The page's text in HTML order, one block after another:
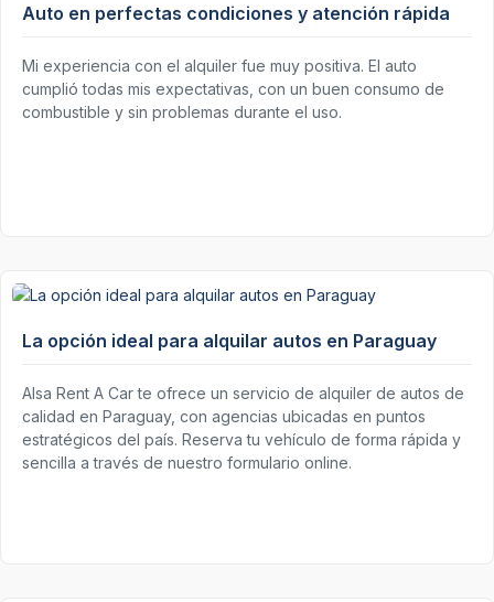
Auto en perfectas condiciones y atención rápida
Mi experiencia con el alquiler fue muy positiva. El auto
cumplió todas mis expectativas, con un buen consumo de
combustible y sin problemas durante el uso.
La opción ideal para alquilar autos en Paraguay
Alsa Rent A Car te ofrece un servicio de alquiler de autos de
calidad en Paraguay, con agencias ubicadas en puntos
estratégicos del país. Reserva tu vehículo de forma rápida y
sencilla a través de nuestro formulario online.